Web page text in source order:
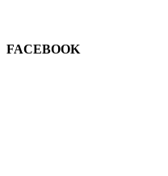
FACEBOOK